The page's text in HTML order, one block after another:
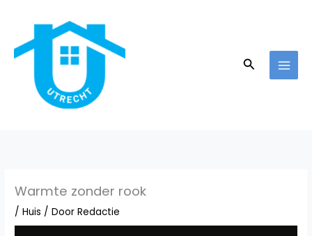
inhoud
Zoeken
Warmte zonder rook
/Huis / DoorRedactie